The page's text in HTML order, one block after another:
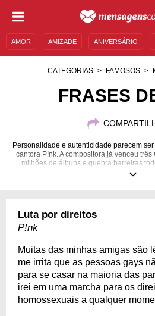
AMOR AMIZADE ANIVERSÁRIO
CATEGORIAS FAMOSOS
FRASES
Personalidade e autenticidade parecem
cantora P!nk. A compositora já venceu
milhões de álbuns e quebra barreiras
grande influenciadora musical, P!nk ensina
Luta por direitos
P!nk
Muitas das minhas amigas são
me irrita que as pessoas gays
para se casar na maioria das
irei em uma marcha para os
homossexuais a qualquer